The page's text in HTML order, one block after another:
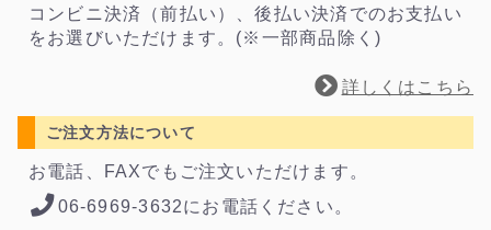
コンビニ決済（前払い）、後払い決済でのお支払い
をお選びいただけます。(※一部商品除く)
詳しくはこちら
ご注文方法について
お電話、FAXでもご注文いただけます。
06-6969-3632にお電話ください。